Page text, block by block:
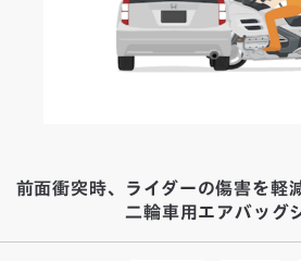
前面衝突時、ライダーの傷害を軽
二輪車用エアバッグ